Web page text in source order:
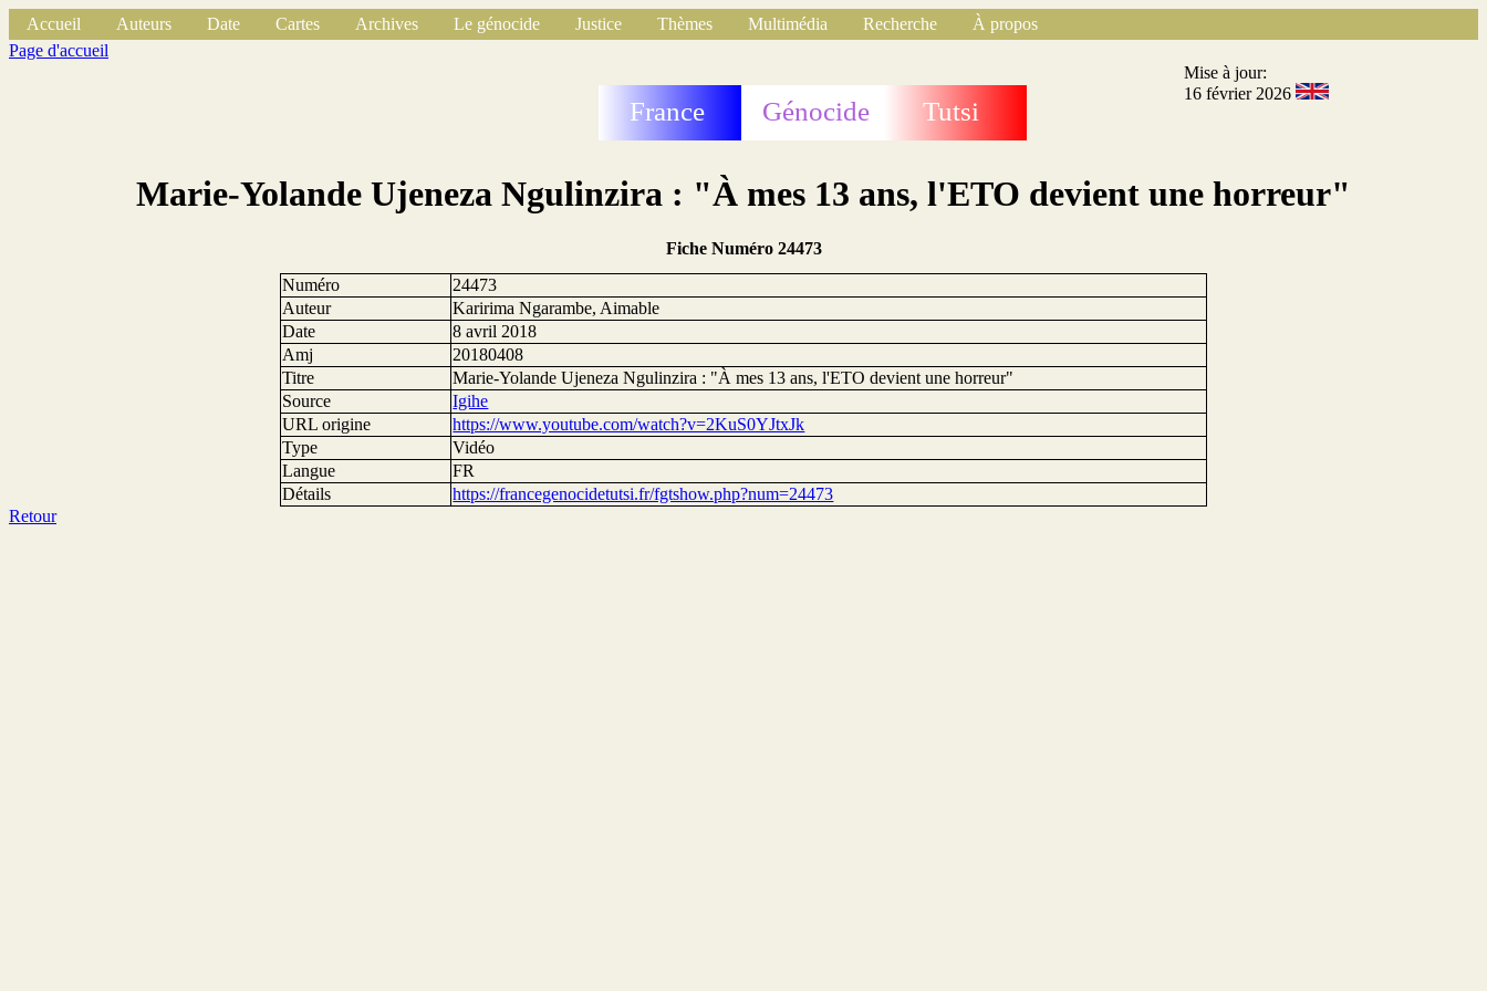
Accueil Auteurs Date Cartes Archives Le génocide Justice Thèmes Multimédia Recherche
À propos
Page d'accueil
France Génocide Tutsi
Mise à jour:
16 février 2026
Marie-Yolande Ujeneza Ngulinzira : "À mes 13 ans, l'ETO devient une horreur"
Fiche Numéro 24473
Numéro
24473
Auteur
Karirima Ngarambe, Aimable
Date
8 avril 2018
Amj
20180408
Titre
Marie-Yolande Ujeneza Ngulinzira : "À mes 13 ans, l'ETO devient une horreur"
Source
Igihe
URL origine
https://www.youtube.com/watch?v=2KuS0YJtxJk
Type
Vidéo
Langue
FR
Détails
https://francegenocidetutsi.fr/fgtshow.php?num=24473
Retour